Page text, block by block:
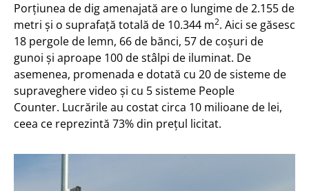
Porțiunea de dig amenajată are o lungime de 2.155 de
metri și o suprafață totală de 10.344 m2. Aici se găsesc
18 pergole de lemn, 66 de bănci, 57 de coșuri de
gunoi și aproape 100 de stâlpi de iluminat. De
asemenea, promenada e dotată cu 20 de sisteme de
supraveghere video și cu 5 sisteme People
Counter. Lucrările au costat circa 10 milioane de lei,
ceea ce reprezintă 73% din prețul licitat.